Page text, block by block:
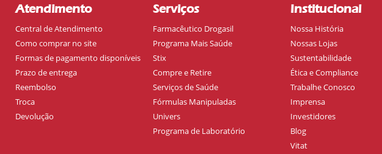
Atendimento
Central de Atendimento
Como comprar no site
Formas de pagamento disponíveis
Prazo de entrega
Reembolso
Troca
Devolução
Serviços
Farmacêutico Drogasil
Programa Mais Saúde
Stix
Compre e Retire
Serviços de Saúde
Fórmulas Manipuladas
Univers
Programa de Laboratório
Institucional
Nossa História
Nossas Lojas
Sustentabilidade
Ética e Compliance
Trabalhe Conosco
Imprensa
Investidores
Blog
Vitat